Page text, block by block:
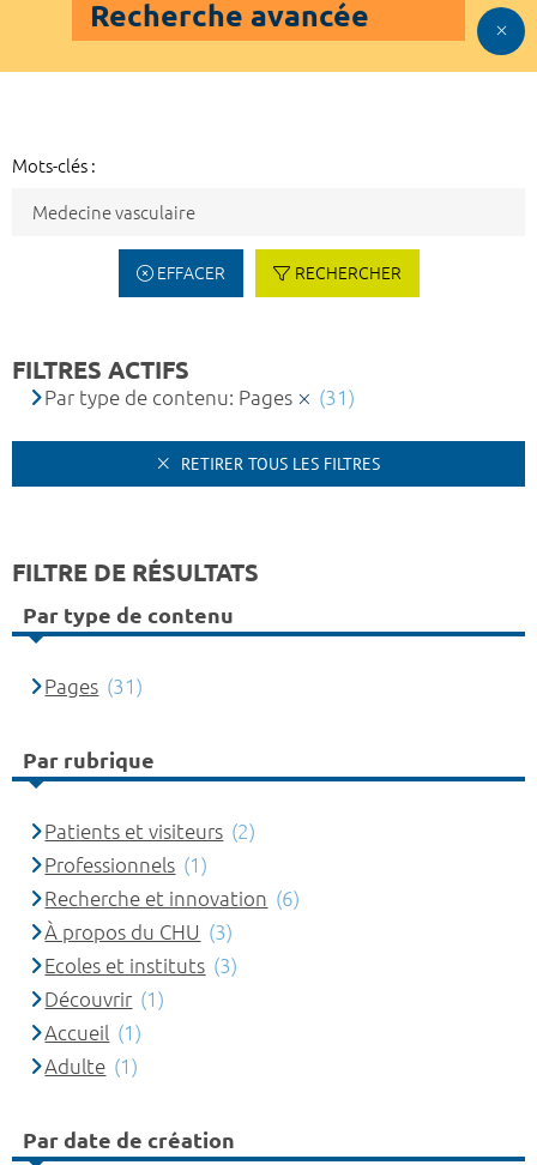
Recherche avancée
Mots-clés :
EFFACER RECHERCHER
FILTRES ACTIFS
Par type de contenu: Pages (31)
RETIRER TOUS LES FILTRES
FILTRE DE RÉSULTATS
Par type de contenu
Pages (31)
Par rubrique
Patients et visiteurs (2)
Professionnels (1)
Recherche et innovation (6)
À propos du CHU (3)
Ecoles et instituts (3)
Découvrir (1)
Accueil (1)
Adulte (1)
Par date de création